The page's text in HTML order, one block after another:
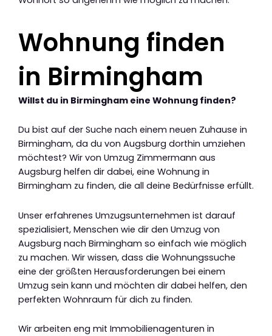
Wohnung finden
in Birmingham
Willst du in Birmingham eine Wohnung finden?
Du bist auf der Suche nach einem neuen Zuhause in
Birmingham, da du von Augsburg dorthin umziehen
möchtest? Wir von Umzug Zimmermann aus
Augsburg helfen dir dabei, eine Wohnung in
Birmingham zu finden, die all deine Bedürfnisse erfüllt.
Unser erfahrenes Umzugsunternehmen ist darauf
spezialisiert, Menschen wie dir den Umzug von
Augsburg nach Birmingham so einfach wie möglich
zu machen. Wir wissen, dass die Wohnungssuche
eine der größten Herausforderungen bei einem
Umzug sein kann und möchten dir dabei helfen, den
perfekten Wohnraum für dich zu finden.
Wir arbeiten eng mit Immobilienagenturen in